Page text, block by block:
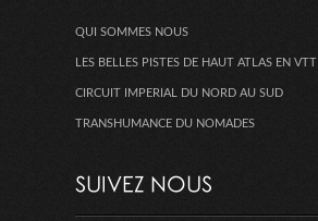
QUI SOMMES NOUS
LES BELLES PISTES DE HAUT ATLAS EN VTT
CIRCUIT IMPERIAL DU NORD AU SUD
TRANSHUMANCE DU NOMADES
SUIVEZ NOUS